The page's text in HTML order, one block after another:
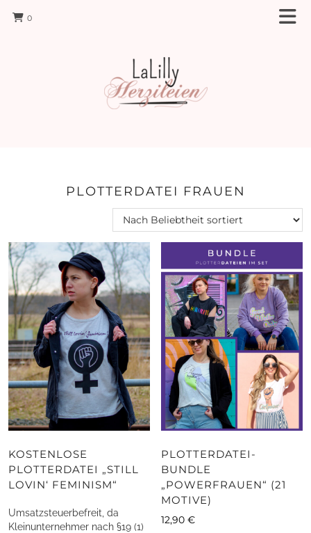
0
PLOTTERDATEI FRAUEN
KOSTENLOSE
PLOTTERDATEI „STILL
LOVIN‘ FEMINISM“
Umsatzsteuerbefreit, da
Kleinunternehmer nach §19 (1)
PLOTTERDATEI-
BUNDLE
„POWERFRAUEN“ (21
MOTIVE)
12,90€